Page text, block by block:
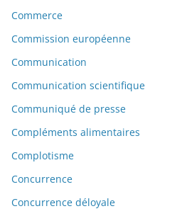
Commerce
Commission européenne
Communication
Communication scientifique
Communiqué de presse
Compléments alimentaires
Complotisme
Concurrence
Concurrence déloyale